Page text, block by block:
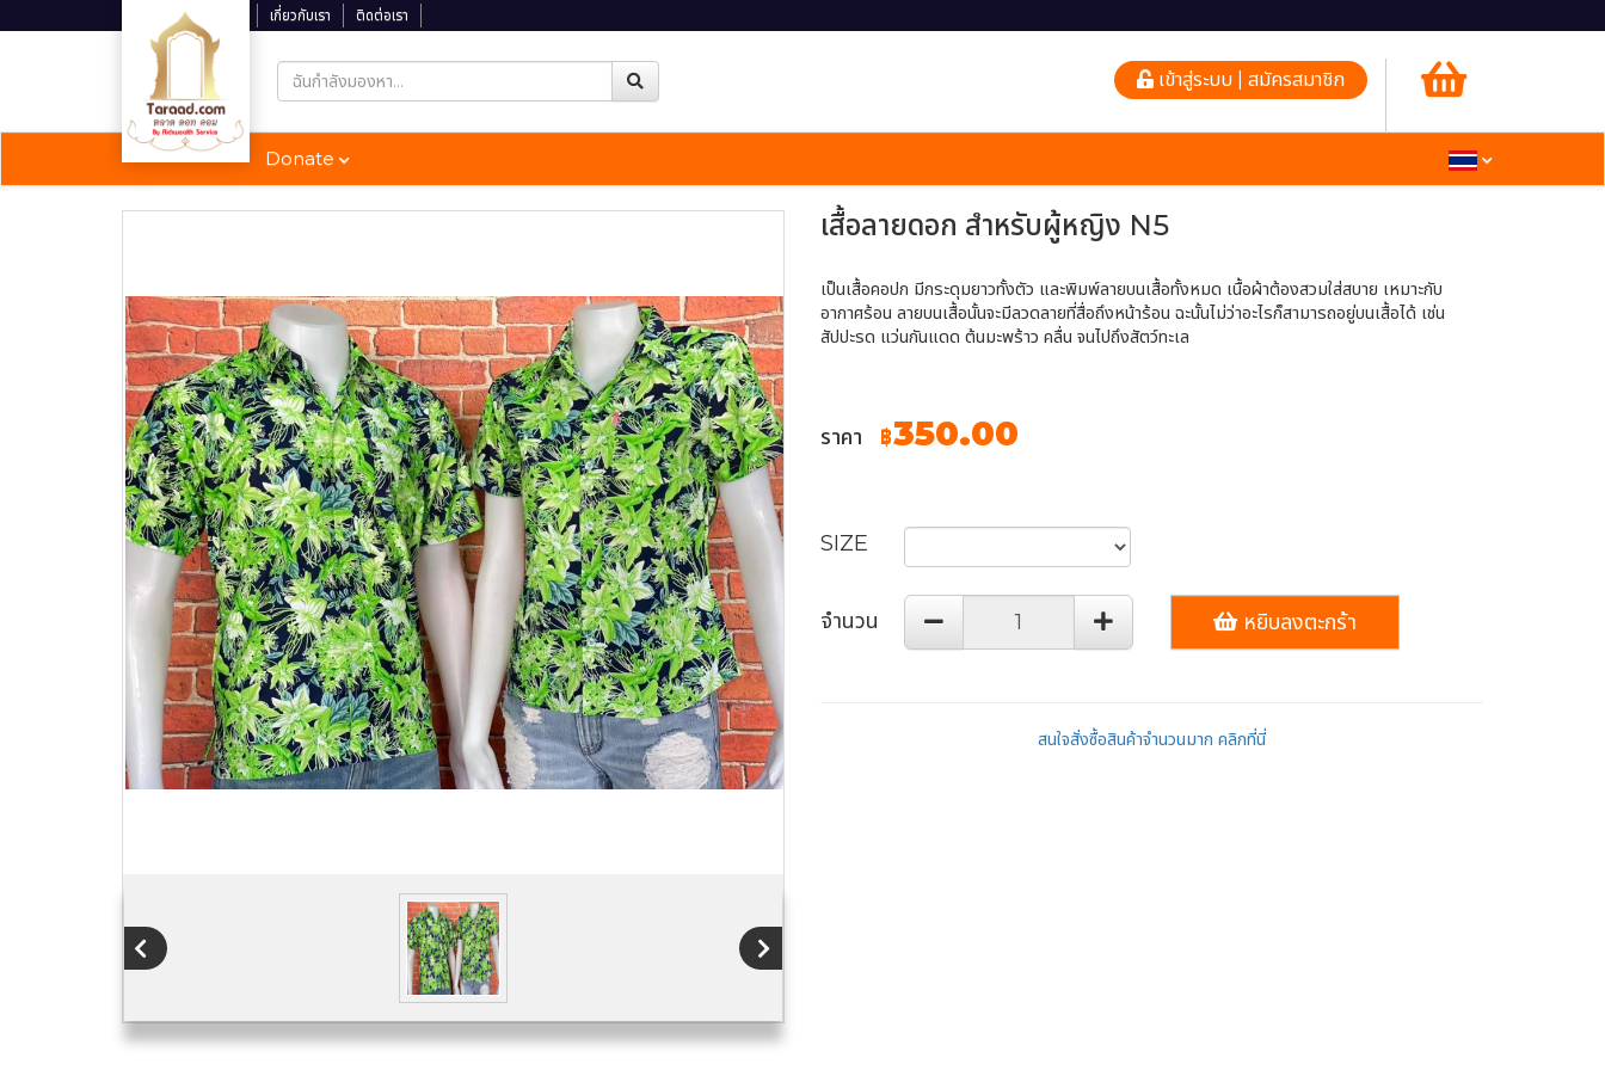
ติดตามสถานะจัดส่ง เกี่ยวกับเรา ติดต่อเรา
เข้าสู่ระบบ | สมัครสมาชิก
Donate
เสื้อลายดอก สำหรับผู้หญิง N5
เป็นเสื้อคอปก มีกระดุมยาวทั้งตัว และพิมพ์ลายบนเสื้อทั้งหมด เนื้อผ้าต้องสวมใส่สบาย เหมาะกับ
อากาศร้อน ลายบนเสื้อนั้นจะมีลวดลายที่สื่อถึงหน้าร้อน ฉะนั้นไม่ว่าอะไรก็สามารถอยู่บนเสื้อได้ เช่น
สัปปะรด แว่นกันแดด ต้นมะพร้าว คลื่น จนไปถึงสัตว์ทะเล
ราคา ฿350.00
SIZE
จำนวน หยิบลงตะกร้า
สนใจสั่งซื้อสินค้าจำนวนมาก คลิกที่นี่